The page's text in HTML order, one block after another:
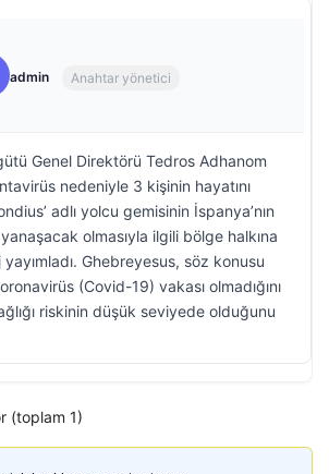
admin Anahtar yönetici
Genel Direktörü Tedros Adhanom
nedeniyle 3 kişinin hayatını
adlı yolcu gemisinin İspanya’nın
olmasıyla ilgili bölge halkına
Ghebreyesus, söz konusu
(Covid-19) vakası olmadığını
riskinin düşük seviyede olduğunu
(toplam 1)